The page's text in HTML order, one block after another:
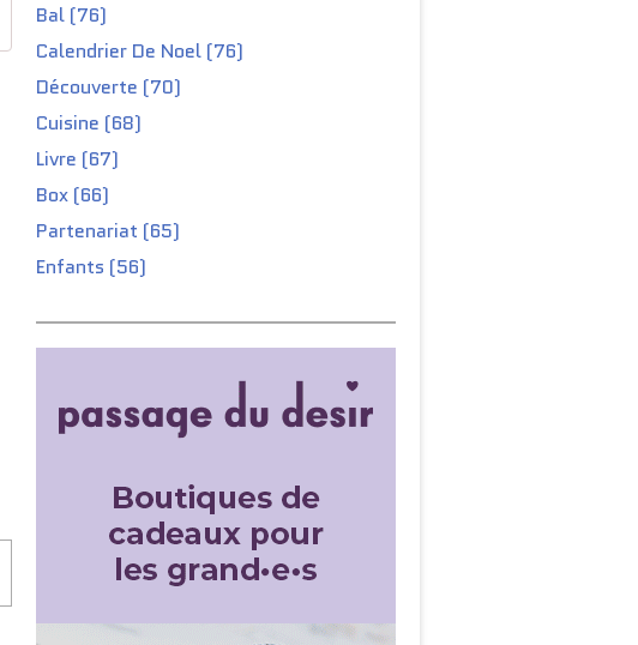
Bal (76)
Calendrier De Noel (76)
Découverte (70)
Cuisine (68)
Livre (67)
Box (66)
Partenariat (65)
Enfants (56)